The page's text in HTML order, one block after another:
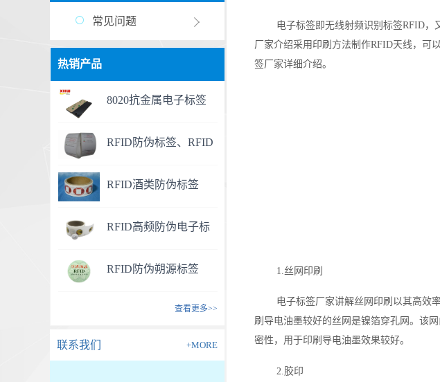
常见问题
热销产品
8020抗金属电子标签
RFID防伪标签、RFID
RFID酒类防伪标签
RFID高频防伪电子标
RFID防伪朔源标签
查看更多>>
联系我们 +MORE
电子标签即无线射频识别标签RFID，
厂家介绍采用印刷方法制作RFID天线，可
签厂家详细介绍。
1.丝网印刷
电子标签厂家讲解丝网印刷以其高效
刷导电油墨较好的丝网是镍箔穿孔网。该
密性，用于印刷导电油墨效果较好。
2.胶印